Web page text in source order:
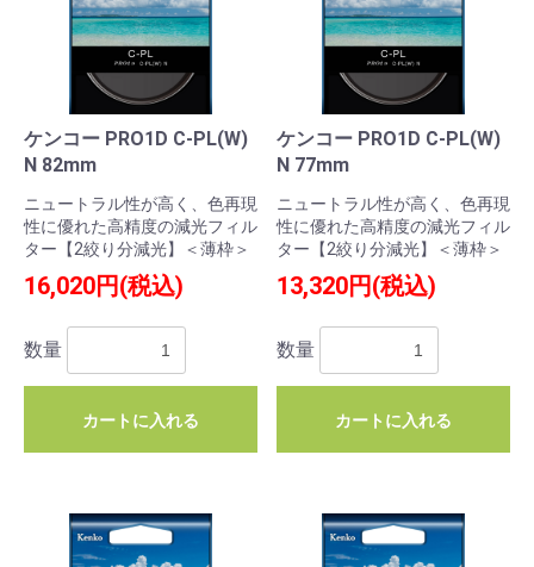
ケンコー PRO1D C-PL(W)
N 82mm
ニュートラル性が高く、色再現
性に優れた高精度の減光フィル
ター【2絞り分減光】＜薄枠＞
16,020円(税込)
数量
カートに入れる
ケンコー PRO1D C-PL(W)
N 77mm
ニュートラル性が高く、色再現
性に優れた高精度の減光フィル
ター【2絞り分減光】＜薄枠＞
13,320円(税込)
数量
カートに入れる